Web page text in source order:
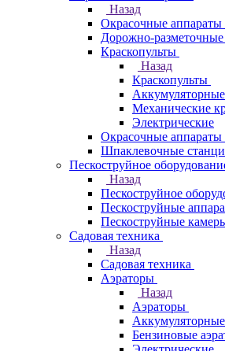
Назад
Окрасочные аппараты
Дорожно-
Краскопульты
Назад
Краскопульты
Механические
Электрические
Окрасочные аппараты
Шпаклевочные
Пескоструйное
Назад
Пескоструйное
Пескоструйные
Пескоструйные
Садовая техника
Назад
Садовая техника
Аэраторы
Назад
Аэраторы
Аккумуляторные
Бензиновые